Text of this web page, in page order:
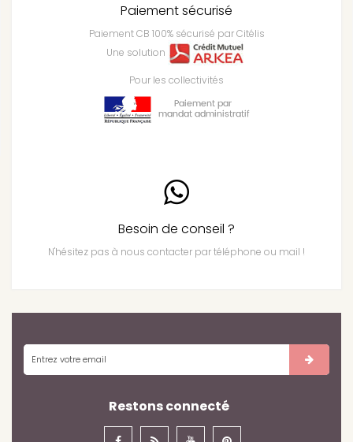
Paiement sécurisé
Paiement CB 100% sécurisé par Citélis
Une solution
Pour les collectivités
Besoin de conseil ?
N'hésitez pas à nous contacter par téléphone ou mail !
Restons connecté